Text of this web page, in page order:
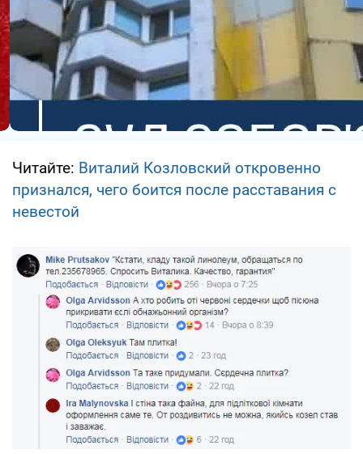
Читайте: Виталий Козловский откровенно
признался, чего боится после расставания с
невестой